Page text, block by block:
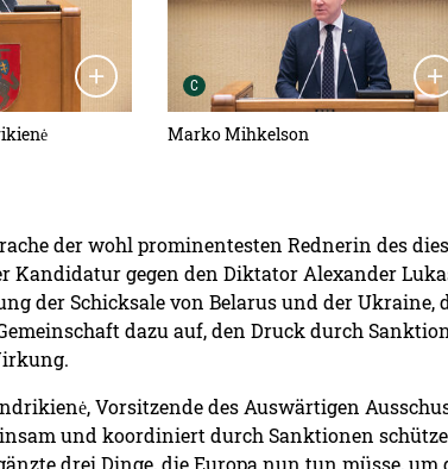
C Urheber der Grafik:
Marko Mihkelson
der wohl prominentesten Rednerin des
gegen den Diktator Alexander
der Schicksale von Belarus und der Ukraine,
dazu auf, den Druck durch
Vorsitzende des Auswärtigen
und koordiniert durch Sanktionen
drei Dinge, die Europa nun tun müsse,